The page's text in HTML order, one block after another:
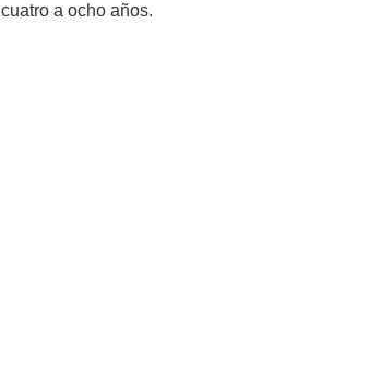
cuatro a ocho años.